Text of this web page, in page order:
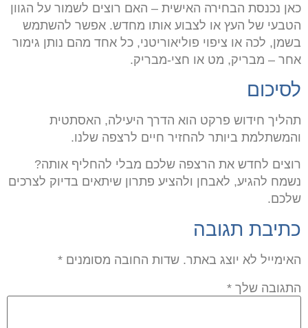
כאן נכנסת הבחירה האישית – האם רוצים לשמור על הגוון
הטבעי של העץ או לצבוע אותו מחדש. אפשר להשתמש
בשמן, לכה או ציפוי פוליאוריטני, כל אחד מהם נותן גימור
אחר – מבריק, מט או חצי-מבריק.
לסיכום
תהליך חידוש פרקט הוא הדרך היעילה, האסתטית
והמשתלמת ביותר להחזיר חיים לרצפה שלנו.
רוצים לחדש את הרצפה שלכם מבלי להחליף אותה?
נשמח להגיע, לאבחן ולהציע פתרון שיתאים בדיוק לצרכים
שלכם.
כתיבת תגובה
האימייל לא יוצג באתר. שדות החובה מסומנים *
התגובה שלך *